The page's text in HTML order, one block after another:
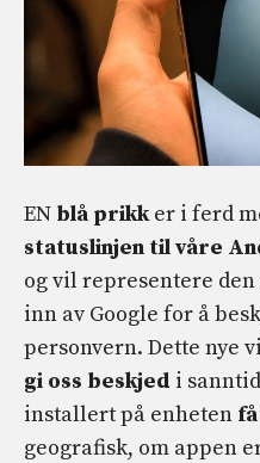
EN blå prikker i ferd
statuslinjen til våre
og vil representere
inn av Google for å
personvern. Dette nye
gi oss beskjed i
installert på enheten
geografisk, om appen